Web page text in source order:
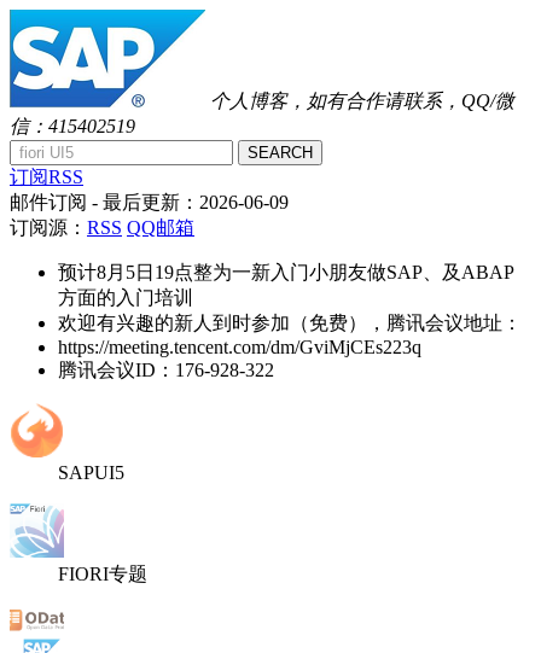
个人博客，如有合作请联系，QQ/微
信：415402519
SEARCH
订阅RSS
邮件订阅 - 最后更新： 2026-06-09
订阅源： RSS QQ邮箱
预计8月5日19点整为一新入门小朋友做SAP、及ABAP
方面的入门培训
欢迎有兴趣的新人到时参加（免费），腾讯会议地址：
https://meeting.tencent.com/dm/GviMjCEs223q
腾讯会议ID：176-928-322
SAPUI5
FIORI专题